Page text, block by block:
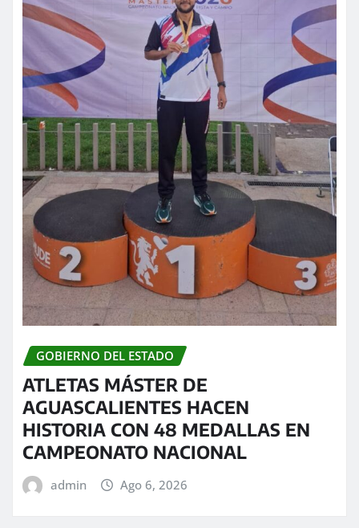
GOBIERNO DEL ESTADO
ATLETAS MÁSTER DE
AGUASCALIENTES HACEN
HISTORIA CON 48 MEDALLAS EN
CAMPEONATO NACIONAL
admin Ago 6, 2026